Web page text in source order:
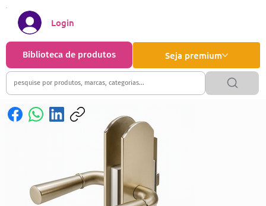
Seja premium
Biblioteca de produtos
Login